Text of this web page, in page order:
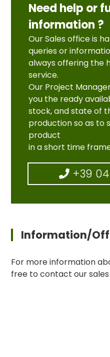
Need help or
information ?
Our Sales office is
queries or
always offering the
service.
Our Project
you the ready
stock, and state of
production so as to
product
in a short time
+39
Information/
For more information
free to contact our